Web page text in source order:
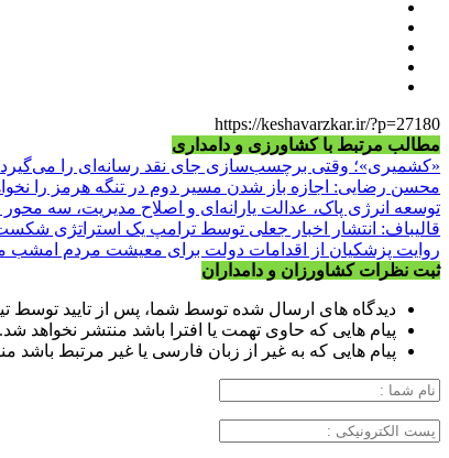
https://keshavarzkar.ir/?p=27180
مطالب مرتبط با کشاورزی و دامداری
«کشمیری»؛ وقتی برچسب‌سازی جای نقد رسانه‌ای را می‌گیرد
محسن رضایی: اجازه باز شدن مسیر دوم در تنگه هرمز را
توسعه انرژی پاک، عدالت یارانه‌ای و اصلاح مدیریت، سه
قالیباف: انتشار اخبار جعلی توسط ترامپ یک استراتژی
روایت پزشکیان از اقدامات دولت برای معیشت مردم امشب
ثبت نظرات کشاورزان و دامداران
دیدگاه های ارسال شده توسط شما، پس از تایید توسط
پیام هایی که حاوی تهمت یا افترا باشد منتشر نخواهد شد.
پیام هایی که به غیر از زبان فارسی یا غیر مرتبط باشد